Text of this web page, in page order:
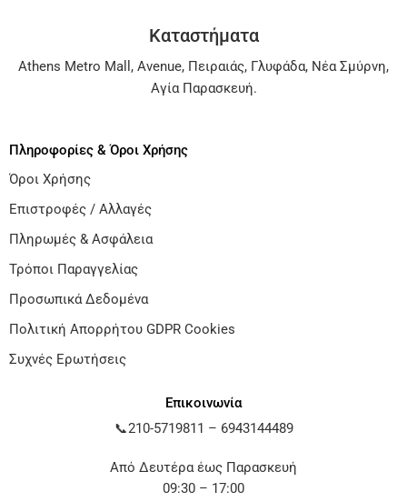
Καταστήματα
Athens Metro Mall , Avenue, Πειραιάς, Γλυφάδα, Νέα Σμύρνη,
Αγία Παρασκευή.
Πληροφορίες & Όροι Χρήσης
Όροι Χρήσης
Επιστροφές / Αλλαγές
Πληρωμές & Ασφάλεια
Τρόποι Παραγγελίας
Προσωπικά Δεδομένα
Πολιτική Απορρήτου GDPR Cookies
Συχνές Ερωτήσεις
Επικοινωνία
📞210-5719811 – 6943144489
Από Δευτέρα έως Παρασκευή
09:30 – 17:00